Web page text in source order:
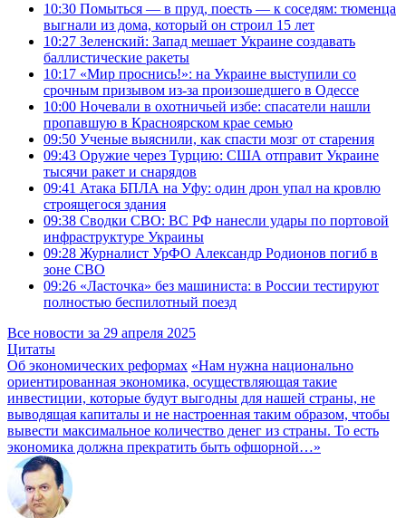
10:30 Помыться — в пруд, поесть — к соседям: тюменца
выгнали из дома, который он строил 15 лет
10:27 Зеленский: Запад мешает Украине создавать
баллистические ракеты
10:17 «Мир проснись!»: на Украине выступили со
срочным призывом из-за произошедшего в Одессе
10:00 Ночевали в охотничьей избе: спасатели нашли
пропавшую в Красноярском крае семью
09:50 Ученые выяснили, как спасти мозг от старения
09:43 Оружие через Турцию: США отправит Украине
тысячи ракет и снарядов
09:41 Атака БПЛА на Уфу: один дрон упал на кровлю
строящегося здания
09:38 Сводки СВО: ВС РФ нанесли удары по портовой
инфраструктуре Украины
09:28 Журналист УрФО Александр Родионов погиб в
зоне СВО
09:26 «Ласточка» без машиниста: в России тестируют
полностью беспилотный поезд
Все новости за 29 апреля 2025
Цитаты
Об экономических реформах «Нам нужна национально
ориентированная экономика, осуществляющая такие
инвестиции, которые будут выгодны для нашей страны, не
выводящая капиталы и не настроенная таким образом, чтобы
вывести максимальное количество денег из страны. То есть
экономика должна прекратить быть офшорной…»